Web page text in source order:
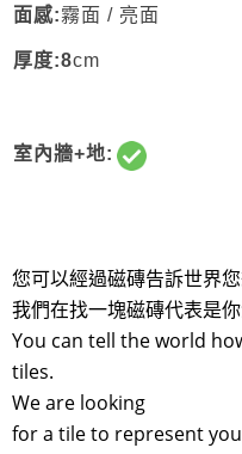
面感:霧面 / 亮面
厚度:8cm
室內牆+地:
您可以經過磁磚告訴世界
我們在找一塊磁磚代表是
You can tell the world
tiles.
We are looking
for a tile to represent